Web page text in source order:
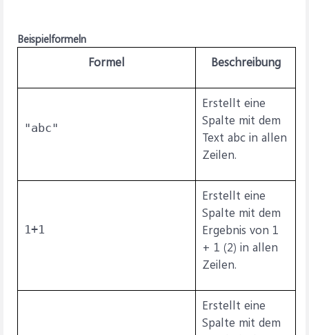
Beispielformeln
Formel Beschreibung
"abc"
Erstellt eine
Spalte mit dem
Text abcin allen
Zeilen.
1+1
Erstellt eine
Spalte mit dem
Ergebnis von 1
+ 1 (2) in allen
Zeilen.
Erstellt eine
Spalte mit dem